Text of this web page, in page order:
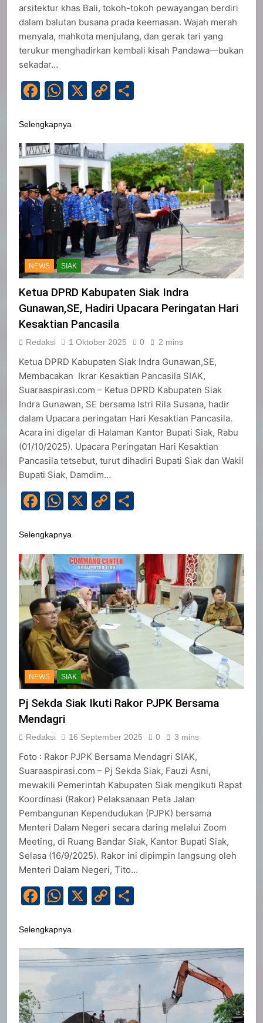
arsitektur khas Bali, tokoh-tokoh pewayangan berdiri
dalam balutan busana prada keemasan. Wajah merah
menyala, mahkota menjulang, dan gerak tari yang
terukur menghadirkan kembali kisah Pandawa—bukan
sekadar…
Facebook
WhatsApp
X
Copy
Selengkapnya
NEWS SIAK
Ketua DPRD Kabupaten Siak Indra
Gunawan,SE, Hadiri Upacara Peringatan Hari
Kesaktian Pancasila
Redaksi 1 Oktober 2025 0 2 mins
Ketua DPRD Kabupaten Siak Indra Gunawan,SE,
Membacakan Ikrar Kesaktian Pancasila SIAK,
Suaraaspirasi.com – Ketua DPRD Kabupaten Siak
Indra Gunawan, SE bersama Istri Rila Susana, hadir
dalam Upacara peringatan Hari Kesaktian Pancasila.
Acara ini digelar di Halaman Kantor Bupati Siak, Rabu
(01/10/2025). Upacara Peringatan Hari Kesaktian
Pancasila tetsebut, turut dihadiri Bupati Siak dan Wakil
Bupati Siak, Damdim…
Facebook
WhatsApp
X
Copy
Selengkapnya
NEWS SIAK
Pj Sekda Siak Ikuti Rakor PJPK Bersama
Mendagri
Redaksi 16 September 2025 0 3 mins
Foto : Rakor PJPK Bersama Mendagri SIAK,
Suaraaspirasi.com – Pj Sekda Siak, Fauzi Asni,
mewakili Pemerintah Kabupaten Siak mengikuti Rapat
Koordinasi (Rakor) Pelaksanaan Peta Jalan
Pembangunan Kependudukan (PJPK) bersama
Menteri Dalam Negeri secara daring melalui Zoom
Meeting, di Ruang Bandar Siak, Kantor Bupati Siak,
Selasa (16/9/2025). Rakor ini dipimpin langsung oleh
Menteri Dalam Negeri, Tito…
Facebook
WhatsApp
X
Copy
Selengkapnya